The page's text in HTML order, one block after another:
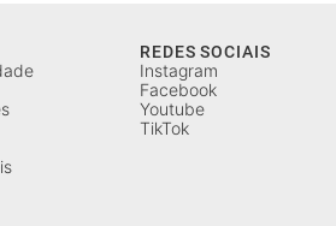
REDES SOCIAIS
Instagram
Facebook
Youtube
TikTok